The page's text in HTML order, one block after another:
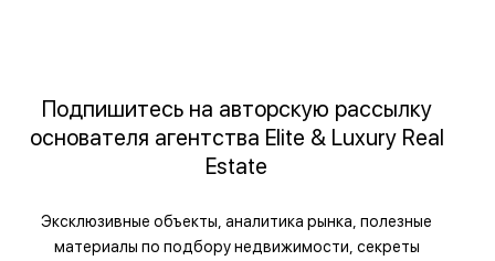
Подпишитесь на авторскую рассылку
основателя агентства Elite & Luxury Real
Estate
Эксклюзивные объекты, аналитика рынка, полезные
материалы по подбору недвижимости, секреты